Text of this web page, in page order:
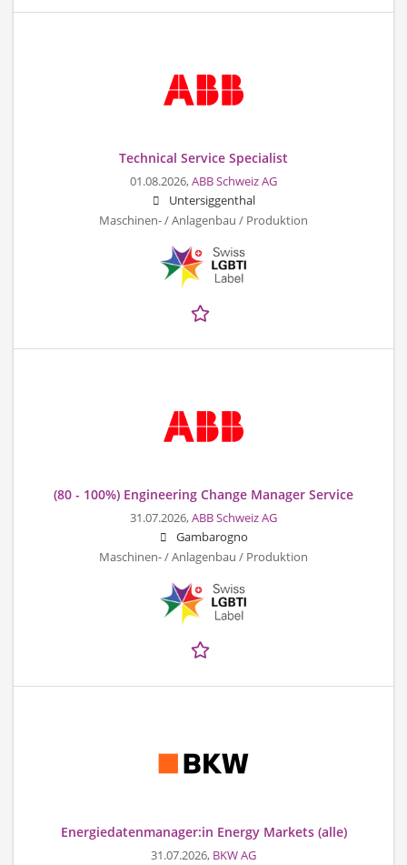
Technical Service Specialist
01.08.2026,ABB Schweiz AG
Untersiggenthal
Maschinen- / Anlagenbau / Produktion
(80 - 100%) Engineering Change Manager Service
31.07.2026,ABB Schweiz AG
Gambarogno
Maschinen- / Anlagenbau / Produktion
Energiedatenmanager:in Energy Markets (alle)
31.07.2026, BKW AG